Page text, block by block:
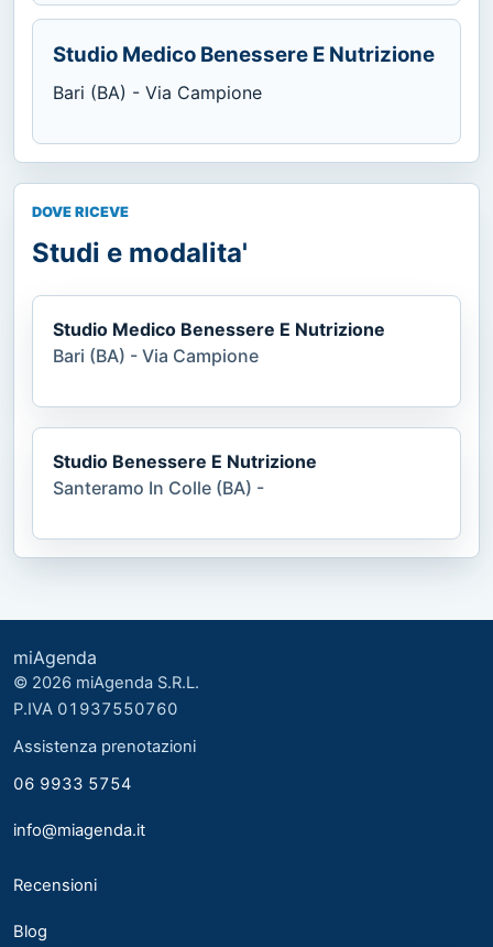
Studio Medico Benessere E Nutrizione
Bari (BA) - Via Campione
DOVE RICEVE
Studi e modalita'
Studio Medico Benessere E Nutrizione
Bari (BA) - Via Campione
Studio Benessere E Nutrizione
Santeramo In Colle (BA) -
miAgenda
© 2026 miAgenda S.R.L.
P.IVA 01937550760
Assistenza prenotazioni
06 9933 5754
info@miagenda.it
Recensioni
Blog